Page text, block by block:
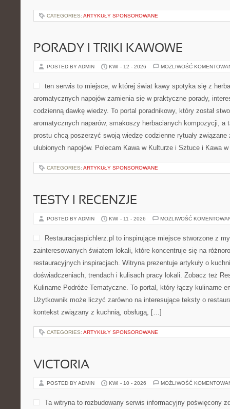
CATEGORIES: ARTYKUŁY SPONSOROWANE
PORADY I TRIKI KAWOWE
POSTED BY ADMIN KWI - 12 - 2026 MOŻLIWOŚĆ
ten serwis to miejsce, w której świat kawy spotyka się z
aromatycznych napojów zamienia się w praktyczne porady,
codzienną dawkę wiedzy. To portal poradnikowy, który został
aromatycznych naparów, smakoszy herbacianych kompozycji, a
prostu chcą poszerzyć swoją wiedzę codzienne rytuały związane
ulubionych napojów. Polecam Kawa w Kulturze i Sztuce i Kawa
CATEGORIES: ARTYKUŁY SPONSOROWANE
TESTY I RECENZJE
POSTED BY ADMIN KWI - 11 - 2026 MOŻLIWOŚĆ
Restauracjaspichlerz.pl to inspirujące miejsce stworzone z
zainteresowanych światem lokali, które koncentruje się na
restauracyjnych inspiracjach. Witryna prezentuje artykuły o
doświadczeniach, trendach i kulisach pracy lokali. Zobacz też
Kulinarne Podróże Tematyczne. To portal, który łączy kulinarne
Użytkownik może liczyć zarówno na interesujące teksty o
kontekst związany z kuchnią, obsługą, […]
CATEGORIES: ARTYKUŁY SPONSOROWANE
VICTORIA
POSTED BY ADMIN KWI - 10 - 2026 MOŻLIWOŚĆ
Ta witryna to rozbudowany serwis informacyjny poświęcony